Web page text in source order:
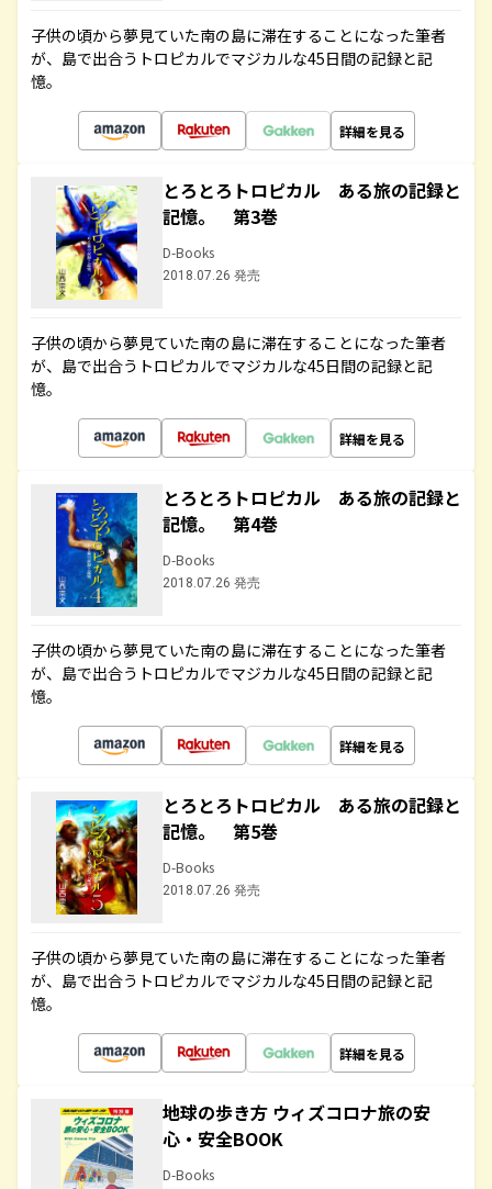
子供の頃から夢見ていた南の島に滞在することになった筆者
が、島で出合うトロピカルでマジカルな45日間の記録と記
憶。
詳細を見る
とろとろトロピカル ある旅の記録と
記憶。 第3巻
D-Books
2018.07.26 発売
子供の頃から夢見ていた南の島に滞在することになった筆者
が、島で出合うトロピカルでマジカルな45日間の記録と記
憶。
詳細を見る
とろとろトロピカル ある旅の記録と
記憶。 第4巻
D-Books
2018.07.26 発売
子供の頃から夢見ていた南の島に滞在することになった筆者
が、島で出合うトロピカルでマジカルな45日間の記録と記
憶。
詳細を見る
とろとろトロピカル ある旅の記録と
記憶。 第5巻
D-Books
2018.07.26 発売
子供の頃から夢見ていた南の島に滞在することになった筆者
が、島で出合うトロピカルでマジカルな45日間の記録と記
憶。
詳細を見る
地球の歩き方 ウィズコロナ旅の安
心・安全BOOK
D-Books